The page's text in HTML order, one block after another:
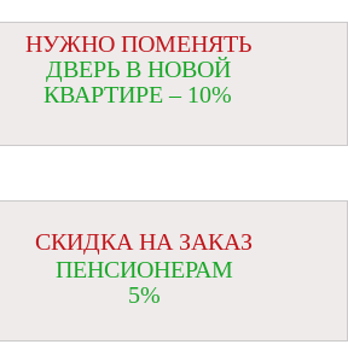
НУЖНО ПОМЕНЯТЬ
ДВЕРЬ В НОВОЙ
КВАРТИРЕ – 10%
СКИДКА НА ЗАКАЗ
ПЕНСИОНЕРАМ
5%